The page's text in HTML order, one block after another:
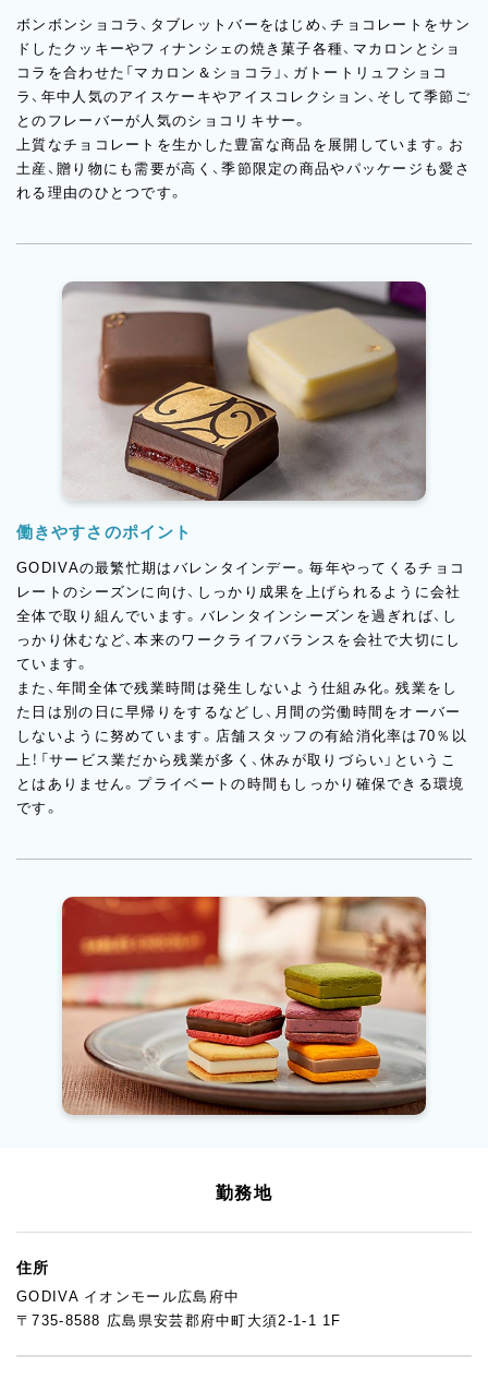
ボンボンショコラ、タブレットバーをはじめ、チョコレートをサン
ドしたクッキーやフィナンシェの焼き菓子各種、マカロンとショ
コラを合わせた「マカロン＆ショコラ」、ガトートリュフショコ
ラ、年中人気のアイスケーキやアイスコレクション、そして季節ご
とのフレーバーが人気のショコリキサー。
上質なチョコレートを生かした豊富な商品を展開しています。お
土産、贈り物にも需要が高く、季節限定の商品やパッケージも愛さ
れる理由のひとつです。
働きやすさのポイント
GODIVAの最繁忙期はバレンタインデー。毎年やってくるチョコ
レートのシーズンに向け、しっかり成果を上げられるように会社
全体で取り組んでいます。バレンタインシーズンを過ぎれば、し
っかり休むなど、本来のワークライフバランスを会社で大切にし
ています。
また、年間全体で残業時間は発生しないよう仕組み化。残業をし
た日は別の日に早帰りをするなどし、月間の労働時間をオーバー
しないように努めています。店舗スタッフの有給消化率は70％以
上！「サービス業だから残業が多く、休みが取りづらい」というこ
とはありません。プライベートの時間もしっかり確保できる環境
です。
勤務地
住所
GODIVA イオンモール広島府中
〒735-8588 広島県安芸郡府中町大須2-1-1 1F